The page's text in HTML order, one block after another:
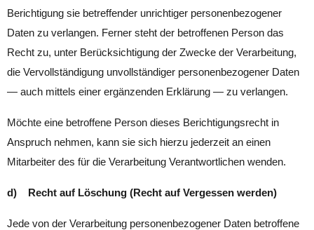
Berichtigung sie betreffender unrichtiger personenbezogener
Daten zu verlangen. Ferner steht der betroffenen Person das
Recht zu, unter Berücksichtigung der Zwecke der Verarbeitung,
die Vervollständigung unvollständiger personenbezogener Daten
— auch mittels einer ergänzenden Erklärung — zu verlangen.
Möchte eine betroffene Person dieses Berichtigungsrecht in
Anspruch nehmen, kann sie sich hierzu jederzeit an einen
Mitarbeiter des für die Verarbeitung Verantwortlichen wenden.
d) Recht auf Löschung (Recht auf Vergessen werden)
Jede von der Verarbeitung personenbezogener Daten betroffene